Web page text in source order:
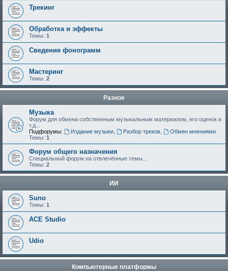
Трекинг
Обработка и эффекты
Темы: 1
Сведение фонограмм
Мастеринг
Темы: 2
Разное
Музыка
Форум для обмена собственным музыкальным материалом, его оценок и
т.д...
Подфорумы:
Издание музыки, Разбор треков,
Обмен мнениями
Темы: 1
Форум общего назначения
Специальный форум на отвлечённые темы...
Темы: 2
ИИ
Suno
Темы: 1
ACE Studio
Udio
Компьютерные платформы